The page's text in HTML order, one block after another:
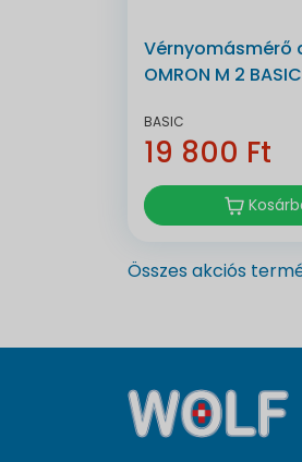
Vérnyomásmérő
OMRON M 2 BASIC
BASIC
19 800 Ft
Összes akciós